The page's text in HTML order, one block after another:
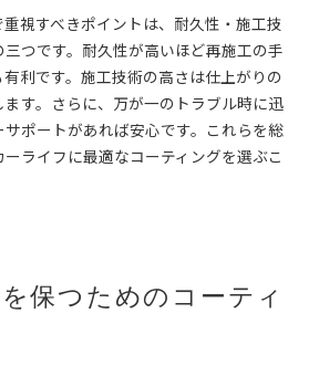
視すべきポイントは、耐久性・施工技
つです。耐久性が高いほど再施工の手
利です。施工技術の高さは仕上がりの
す。さらに、万が一のトラブル時に迅
ポートがあれば安心です。これらを総
ライフに最適なコーティングを選ぶこ
保つためのコーティ